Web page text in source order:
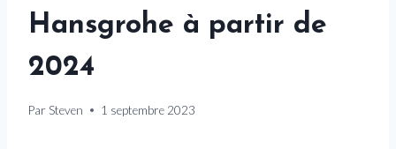
Hansgrohe à partir de
2024
Par Steven 1 septembre 2023